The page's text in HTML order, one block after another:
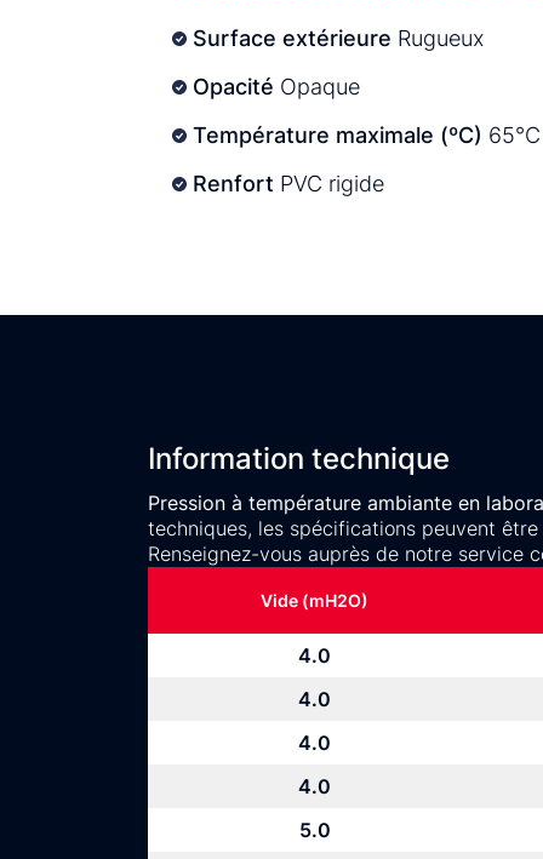
Surface extérieure Rugueux
Opacité Opaque
Température maximale (ºC) 65°C
Renfort PVC rigide
Information technique
Pression à température ambiante en
techniques, les spécifications peuvent
Renseignez-vous auprès de notre service
Vide (mH2O)
4.0
4.0
4.0
4.0
5.0